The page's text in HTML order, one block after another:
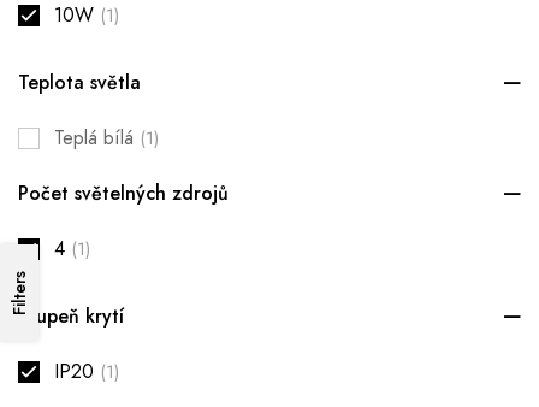
10W (1)
Teplota světla
Teplá bílá (1)
Počet světelných zdrojů
4 (1)
Stupeň krytí
IP20 (1)
Filters